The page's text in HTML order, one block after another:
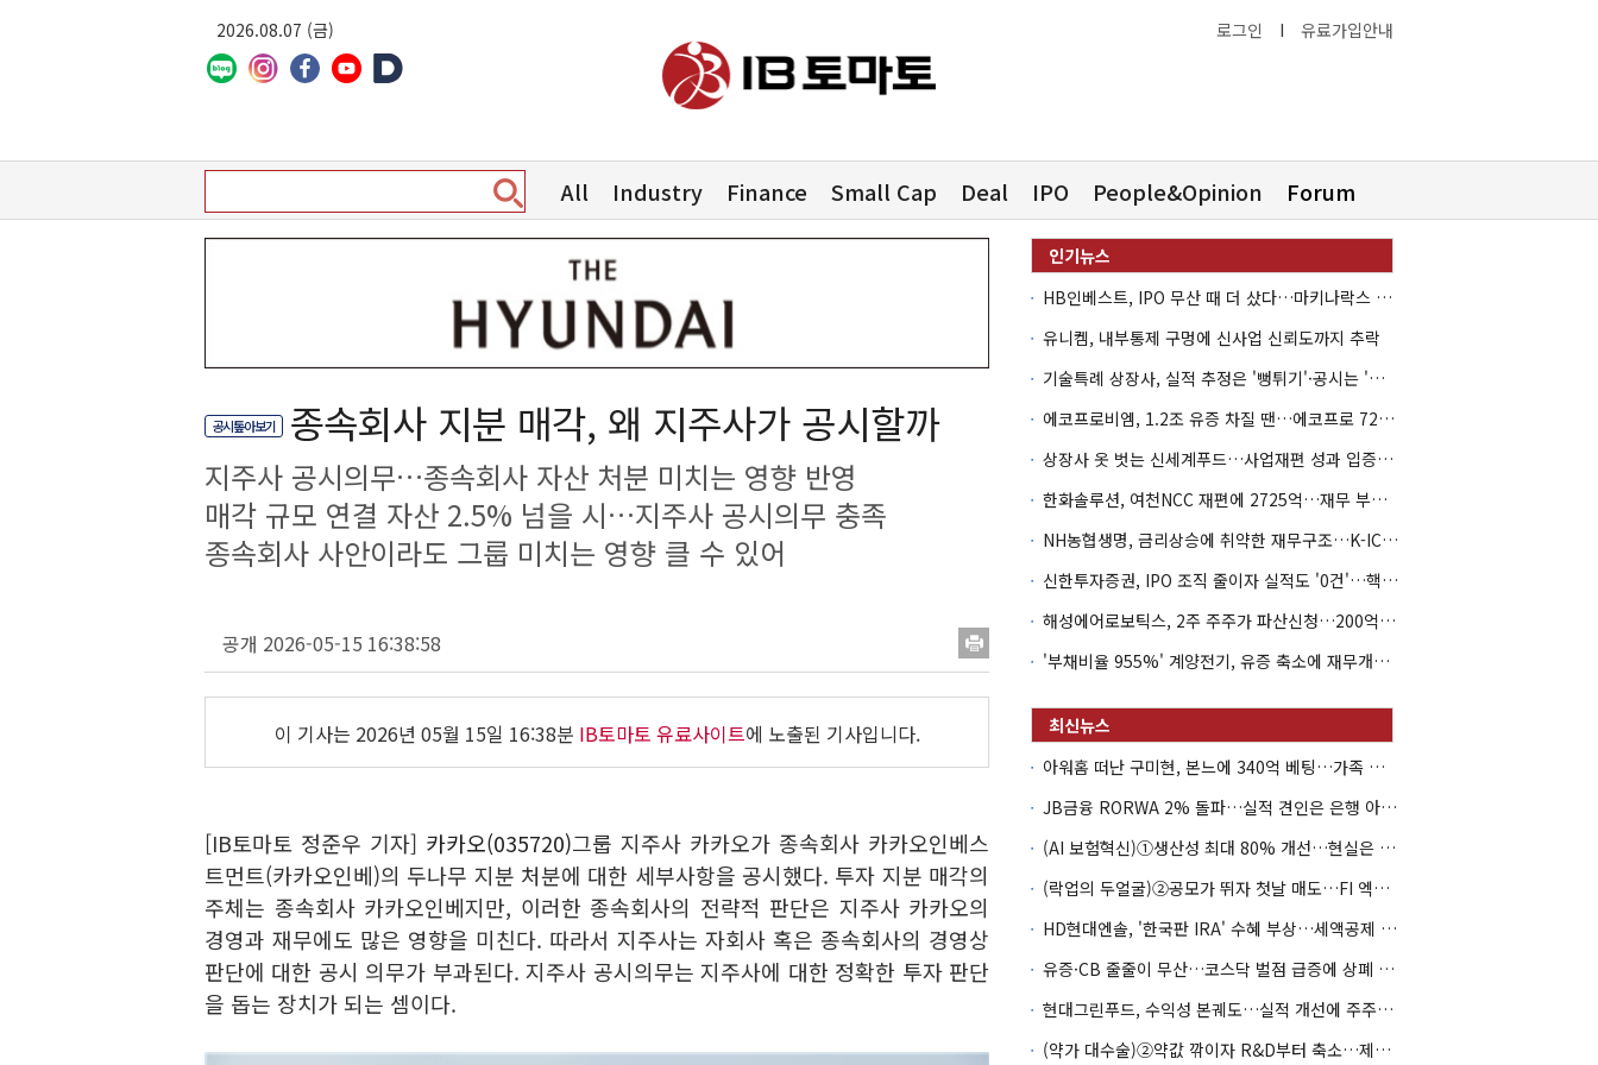
2026.08.07 (금) 로그인 I 유료가입안내
All Industry Finance Small Cap Deal IPO People&Opinion Forum
공시톺아보기 종속회사 지분 매각, 왜 지주사가 공시할까
지주사 공시의무…종속회사 자산 처분 미치는 영향 반영
매각 규모 연결 자산 2.5% 넘을 시…지주사 공시의무 충족
종속회사 사안이라도 그룹 미치는 영향 클 수 있어
공개 2026-05-15 16:38:58
이 기사는 2026년 05월 15일 16:38분 IB토마토 유료사이트에 노출된 기사입니다.
[IB토마토 정준우 기자] 카카오(035720)그룹 지주사 카카오가 종속회사 카카오인베스
트먼트(카카오인베)의 두나무 지분 처분에 대한 세부사항을 공시했다. 투자 지분 매각의
주체는 종속회사 카카오인베지만, 이러한 종속회사의 전략적 판단은 지주사 카카오의
경영과 재무에도 많은 영향을 미친다. 따라서 지주사는 자회사 혹은 종속회사의 경영상
판단에 대한 공시 의무가 부과된다. 지주사 공시의무는 지주사에 대한 정확한 투자 판단
을 돕는 장치가 되는 셈이다.
HB인베스트, IPO 무산 때 더 샀다…마키나락스 투자 2.7배 회수
유니켐, 내부통제 구멍에 신사업 신뢰도까지 추락
기술특례 상장사, 실적 추정은 '뻥튀기'·공시는 '누락'
에코프로비엠, 1.2조 유증 차질 땐…에코프로 7270억 '독박'
상장사 옷 벗는 신세계푸드…사업재편 성과 입증할까
한화솔루션, 여천NCC 재편에 2725억…재무 부담 커지나
NH농협생명, 금리상승에 취약한 재무구조…K-ICS 변동성 '주의보'
신한투자증권, IPO 조직 줄이자 실적도 '0건'…핵심 인력까지 이탈
해성에어로보틱스, 2주 주주가 파산신청…200억 CB 분쟁 확산
'부채비율 955%' 계양전기, 유증 축소에 재무개선 효과 '뚝'
아워홈 떠난 구미현, 본느에 340억 베팅…가족 지배체제 구축
JB금융 RORWA 2% 돌파…실적 견인은 은행 아닌 캐피탈
(AI 보험혁신)①생산성 최대 80% 개선…현실은 '실행 격차'
(락업의 두얼굴)②공모가 뛰자 첫날 매도…FI 엑시트 전략 갈렸다
HD현대엔솔, '한국판 IRA' 수혜 부상…세액공제 선택이 변수
유증·CB 줄줄이 무산…코스닥 벌점 급증에 상폐 압박
현대그린푸드, 수익성 본궤도…실적 개선에 주주환원까지
(약가 대수술)②약값 깎이자 R&D부터 축소…제약업계 비상경영 돌입